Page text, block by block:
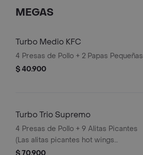
MEGAS
Turbo Medio KFC
4 Presas de Pollo + 2 Papas Pequeñas
$ 40.900
Turbo Trio Supremo
4 Presas de Pollo + 9 Alitas Picantes
(Las alitas picantes hot wings
equivalen a un trozo de ala) + 1